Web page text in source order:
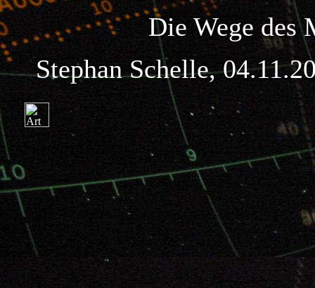
Die Wege des
Stephan Schelle,